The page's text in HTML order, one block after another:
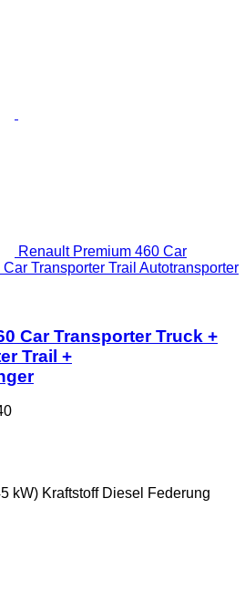
Renault Premium 460 Car
Transporter Trail Autotransporter
Car Transporter Truck +
Trail +
kW) Kraftstoff Diesel Federung